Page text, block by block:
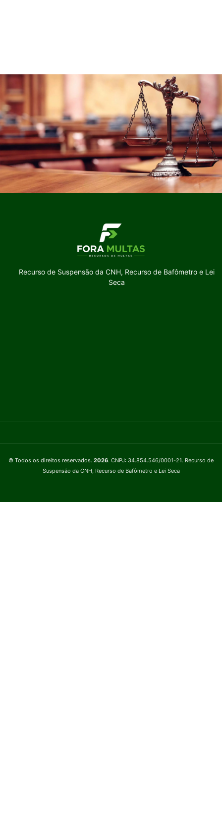
Recurso de Suspensão da CNH, Recurso de Bafômetro e Lei
Seca
© Todos os direitos reservados. 2026. CNPJ: 34.854.546/0001-21. Recurso de
Suspensão da CNH, Recurso de Bafômetro e Lei Seca